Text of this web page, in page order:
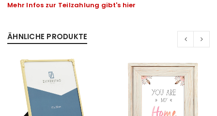
Mehr Infos zur Teilzahlung gibt's hier
ÄHNLICHE PRODUKTE